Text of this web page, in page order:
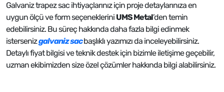
Galvaniz trapez sac ihtiyaçlarınız için proje detaylarınıza en
uygun ölçü ve form seçeneklerini UMS Metal’den temin
edebilirsiniz. Bu süreç hakkında daha fazla bilgi edinmek
istersenizgalvaniz sacbaşlıklı yazımızı da inceleyebilirsiniz.
Detaylı fiyat bilgisi ve teknik destek için bizimle iletişime geçebilir,
uzman ekibimizden size özel çözümler hakkında bilgi alabilirsiniz.